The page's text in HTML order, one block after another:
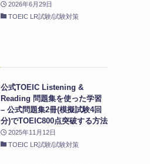
2026年6月29日
TOEIC LR試験/試験対策
公式TOEIC Listening &
Reading 問題集を使った学習
– 公式問題集2冊(模擬試験4回
分)でTOEIC800点突破する方法
2025年11月12日
TOEIC LR試験/試験対策